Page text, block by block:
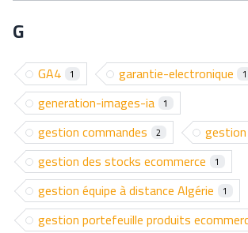
G
GA4 1 garantie-electronique 1
generation-images-ia 1
gestion commandes 2
gestion des stocks ecommerce 1
gestion équipe à distance Algérie 1
gestion portefeuille produits